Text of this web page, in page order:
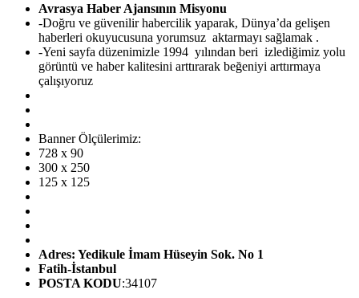
Avrasya Haber Ajansının Misyonu
-Doğru ve güvenilir habercilik yaparak, Dünya’da gelişen
haberleri okuyucusuna yorumsuz aktarmayı sağlamak .
-Yeni sayfa düzenimizle 1994 yılından beri izlediğimiz yolu
görüntü ve haber kalitesini arttırarak beğeniyi arttırmaya
çalışıyoruz
Banner Ölçülerimiz:
728 x 90
300 x 250
125 x 125
Adres: Yedikule İmam Hüseyin Sok. No 1
Fatih-İstanbul
POSTA KODU:34107